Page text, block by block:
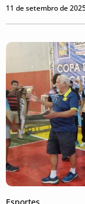
11 de setembro de